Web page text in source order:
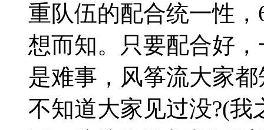
重队伍的配合统一性
想而知。只要配合好
是难事，风筝流大家
不知道大家见过没?(